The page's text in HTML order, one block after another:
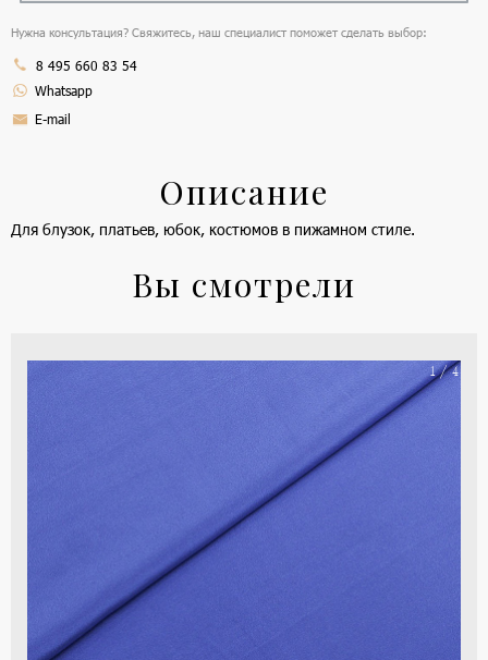
Нужна консультация? Свяжитесь, наш специалист поможет сделать выбор:
8 495 660 83 54
Whatsapp
E-mail
Описание
Для блузок, платьев, юбок, костюмов в пижамном стиле.
Вы смотрели
1 / 4